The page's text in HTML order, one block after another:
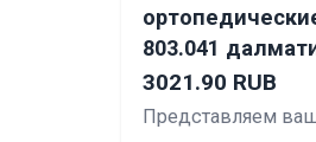
803.041
3021.90 RUB
Представляем